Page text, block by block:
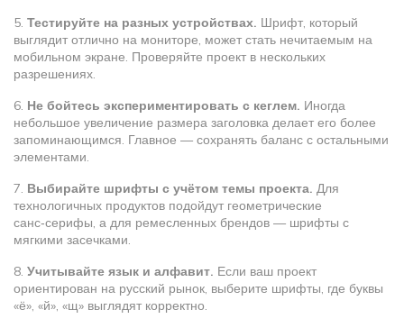
5. Тестируйте на разных устройствах. Шрифт, который
выглядит отлично на мониторе, может стать нечитаемым на
мобильном экране. Проверяйте проект в нескольких
разрешениях.
6. Не бойтесь экспериментировать с кеглем. Иногда
небольшое увеличение размера заголовка делает его более
запоминающимся. Главное — сохранять баланс с остальными
элементами.
7. Выбирайте шрифты с учётом темы проекта. Для
технологичных продуктов подойдут геометрические
санс‑серифы, а для ремесленных брендов — шрифты с
мягкими засечками.
8. Учитывайте язык и алфавит. Если ваш проект
ориентирован на русский рынок, выберите шрифты, где буквы
«ё», «й», «щ» выглядят корректно.